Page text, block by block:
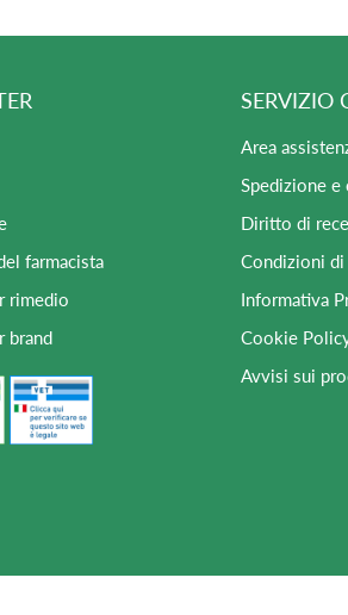
farmacista
rimedio
brand
SERVIZIO
Area
Spedizione e
Diritto di
Condizioni
Informativa
Cookie
Avvisi sui